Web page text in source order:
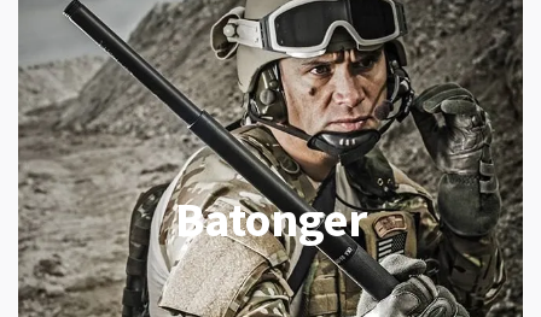
Batonger